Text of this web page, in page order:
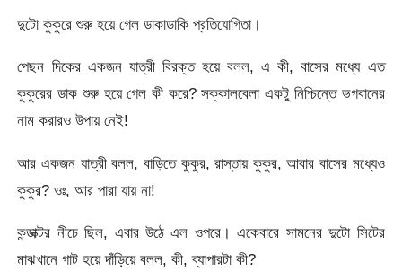
দুটো কুকুরে শুরু হয়ে গেল ডাকাডাকি প্রতিযোগিতা।
পেছন দিকের একজন যাত্রী বিরক্ত হয়ে বলল, এ কী, বাসের মধ্যে এত
কুকুরের ডাক শুরু হয়ে গেল কী করে? সক্কালবেলা একটু নিশ্চিন্তে ভগবানের
নাম করারও উপায় নেই!
আর একজন যাত্রী বলল, বাড়িতে কুকুর, রাস্তায় কুকুর, আবার বাসের মধ্যেও
কুকুর? ওঃ, আর পারা যায় না!
কন্ডাক্টর নীচে ছিল, এবার উঠে এল ওপরে। একেবারে সামনের দুটো সিটের
মাঝখানে গাট হয়ে দাঁড়িয়ে বলল, কী, ব্যাপারটা কী?